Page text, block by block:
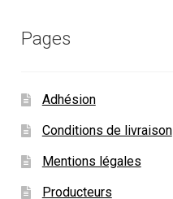
Pages
Adhésion
Conditions de livraison
Mentions légales
Producteurs